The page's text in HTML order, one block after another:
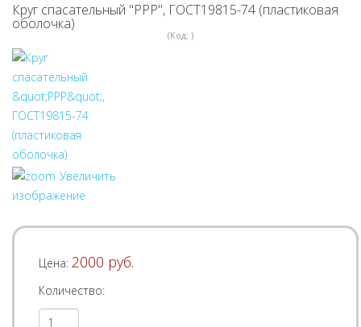
Круг спасательный "РРР", ГОСТ19815-74 (пластиковая
оболочка)
(Код: )
Увеличить
изображение
Цена: 2000 руб.
Количество: